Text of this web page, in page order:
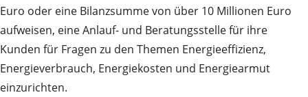
Euro oder eine Bilanzsumme von über 10 Millionen Euro
aufweisen, eine Anlauf- und Beratungsstelle für ihre
Kunden für Fragen zu den Themen Energieeffizienz,
Energieverbrauch, Energiekosten und Energiearmut
einzurichten.